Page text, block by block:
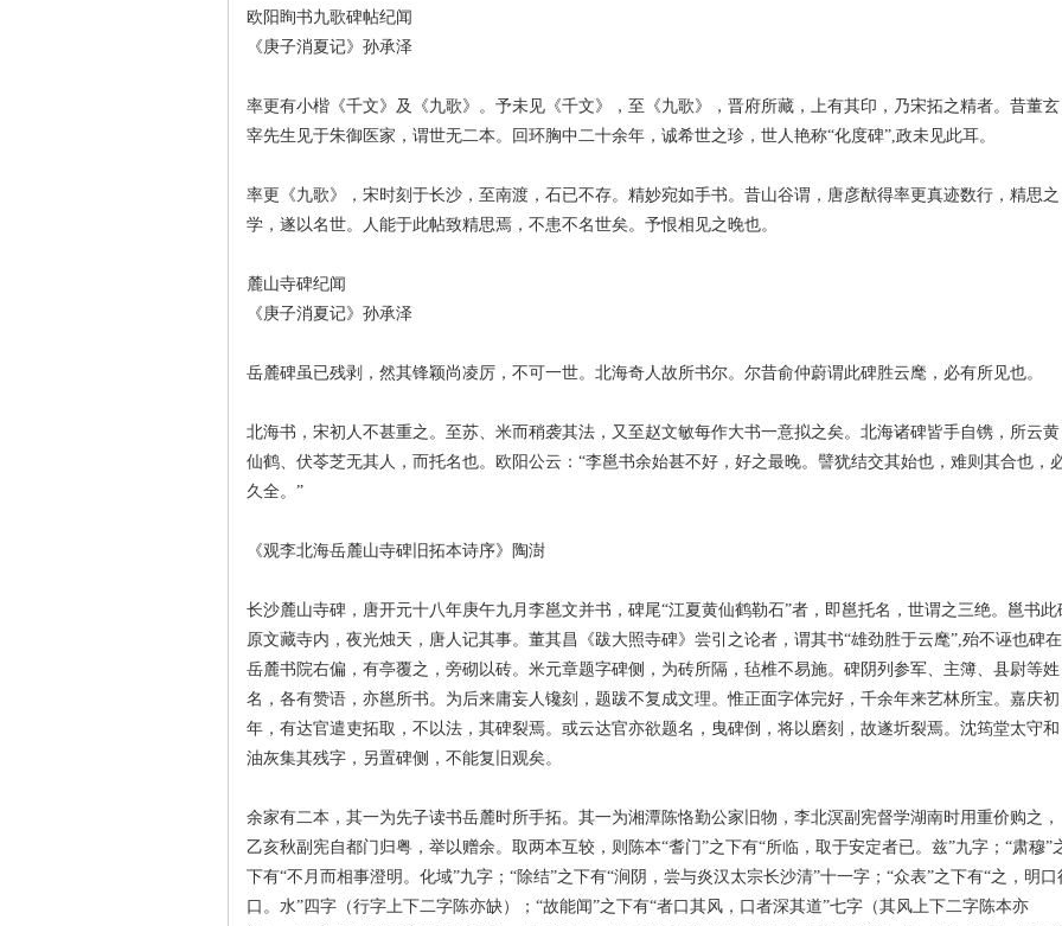
欧阳眴书九歌碑帖纪闻
《庚子消夏记》孙承泽
率更有小楷《千文》及《九歌》。予未见《千文》，至《九歌》，晋府所藏，上有其印，乃宋拓之精者。昔董玄
宰先生见于朱御医家，谓世无二本。回环胸中二十余年，诚希世之珍，世人艳称“化度碑”,政未见此耳。
率更《九歌》，宋时刻于长沙，至南渡，石已不存。精妙宛如手书。昔山谷谓，唐彦猷得率更真迹数行，精思之
学，遂以名世。人能于此帖致精思焉，不患不名世矣。予恨相见之晚也。
麓山寺碑纪闻
《庚子消夏记》孙承泽
岳麓碑虽已残剥，然其锋颖尚凌厉，不可一世。北海奇人故所书尔。尔昔俞仲蔚谓此碑胜云麾，必有所见也。
北海书，宋初人不甚重之。至苏、米而稍袭其法，又至赵文敏每作大书一意拟之矣。北海诸碑皆手自镌，所云黄
仙鹤、伏苓芝无其人，而托名也。欧阳公云：“李邕书余始甚不好，好之最晚。譬犹结交其始也，难则其合也，
久全。”
《观李北海岳麓山寺碑旧拓本诗序》陶澍
长沙麓山寺碑，唐开元十八年庚午九月李邕文并书，碑尾“江夏黄仙鹤勒石”者，即邕托名，世谓之三绝。邕书此
原文藏寺内，夜光烛天，唐人记其事。董其昌《跋大照寺碑》尝引之论者，谓其书“雄劲胜于云麾”,殆不诬也碑在
岳麓书院右偏，有亭覆之，旁砌以砖。米元章题字碑侧，为砖所隔，毡椎不易施。碑阴列参军、主簿、县尉等姓
名，各有赞语，亦邕所书。为后来庸妄人镵刻，题跋不复成文理。惟正面字体完好，千余年来艺林所宝。嘉庆初
年，有达官遣吏拓取，不以法，其碑裂焉。或云达官亦欲题名，曳碑倒，将以磨刻，故遂圻裂焉。沈筠堂太守和
油灰集其残字，另置碑侧，不能复旧观矣。
余家有二本，其一为先子读书岳麓时所手拓。其一为湘潭陈恪勤公家旧物，李北溟副宪督学湖南时用重价购之，
乙亥秋副宪自都门归粤，举以赠余。取两本互较，则陈本“耆门”之下有“所临，取于安定者已。兹”九字；“肃穆”
下有“不月而相事澄明。化域”九字；“除结”之下有“涧阴，尝与炎汉太宗长沙清”十一字；“众表”之下有“之，明口
口。水”四字（行字上下二字陈亦缺）；“故能闻”之下有“者口其风，口者深其道”七字（其风上下二字陈本亦